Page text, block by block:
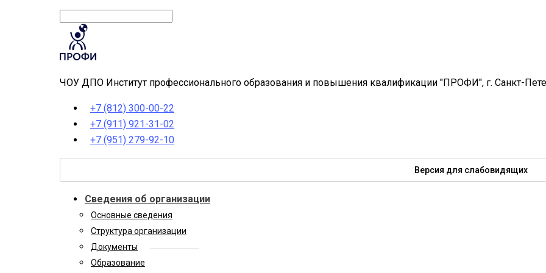
ЧОУ ДПО Институт профессионального образования и повышения квалификации "ПРОФИ", г. Санкт-
+7 (812) 300-00-22
+7 (911) 921-31-02
+7 (951) 279-92-10
Версия для слабовидящих
Сведения об организации
Основные сведения
Структура организации
Документы
Образование